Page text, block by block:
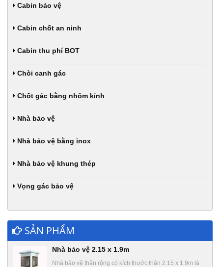
Cabin bảo vệ
Cabin chốt an ninh
Cabin thu phí BOT
Chòi canh gác
Chốt gác bằng nhôm kính
Nhà bảo vệ
Nhà bảo vệ bằng inox
Nhà bảo vệ khung thép
Vọng gác bảo vệ
SẢN PHẨM
Nhà bảo vệ 2.15 x 1.9m
Nhà bảo vệ thân rộng có kích thước thân 2.15 x 1.9m là